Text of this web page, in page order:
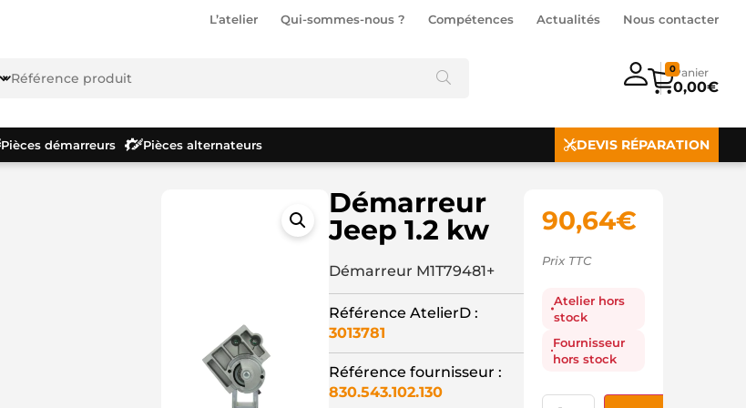
L’atelier Qui-sommes-nous ? Compétences Actualités Nous contacter
0,00€
0
Pièces démarreurs Pièces alternateurs DEVIS RÉPARATION
Démarreur
Jeep 1.2 kw
Démarreur M1T79481+
Référence AtelierD :
3013781
Référence fournisseur :
830.543.102.130
90,64€
Prix TTC
Atelier hors
stock
Fournisseur
hors stock